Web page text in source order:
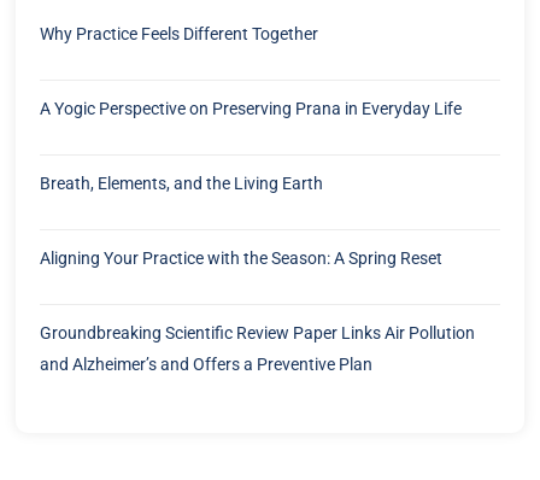
Why Practice Feels Different Together
A Yogic Perspective on Preserving Prana in Everyday Life
Breath, Elements, and the Living Earth
Aligning Your Practice with the Season: A Spring Reset
Groundbreaking Scientific Review Paper Links Air Pollution
and Alzheimer’s and Offers a Preventive Plan